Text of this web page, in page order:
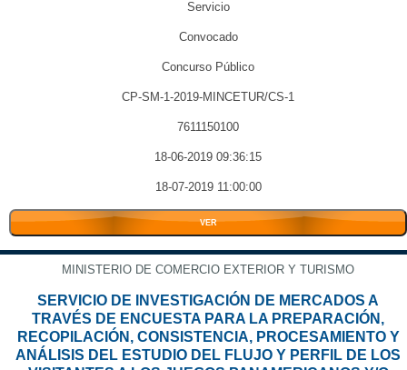
Servicio
Convocado
Concurso Público
CP-SM-1-2019-MINCETUR/CS-1
7611150100
18-06-2019 09:36:15
18-07-2019 11:00:00
VER
MINISTERIO DE COMERCIO EXTERIOR Y TURISMO
SERVICIO DE INVESTIGACIÓN DE MERCADOS A
TRAVÉS DE ENCUESTA PARA LA PREPARACIÓN,
RECOPILACIÓN, CONSISTENCIA, PROCESAMIENTO Y
ANÁLISIS DEL ESTUDIO DEL FLUJO Y PERFIL DE LOS